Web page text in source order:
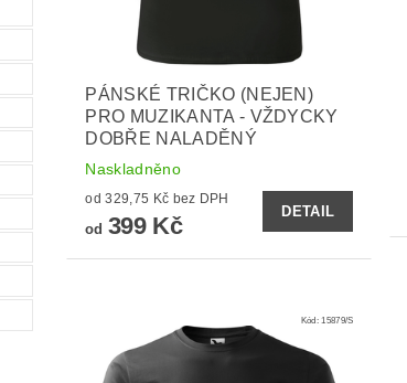
PÁNSKÉ TRIČKO (NEJEN)
PRO MUZIKANTA - VŽDYCKY
DOBŘE NALADĚNÝ
Naskladněno
od 329,75 Kč bez DPH
od 399 Kč
DETAIL
Kód:15879/S